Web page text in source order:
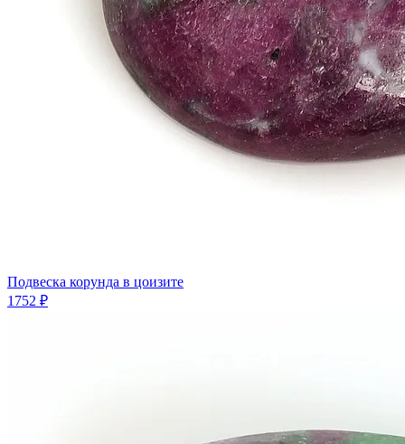
Подвеска корунда в цоизите
1752 ₽